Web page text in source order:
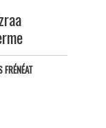
FRÉNÉAT